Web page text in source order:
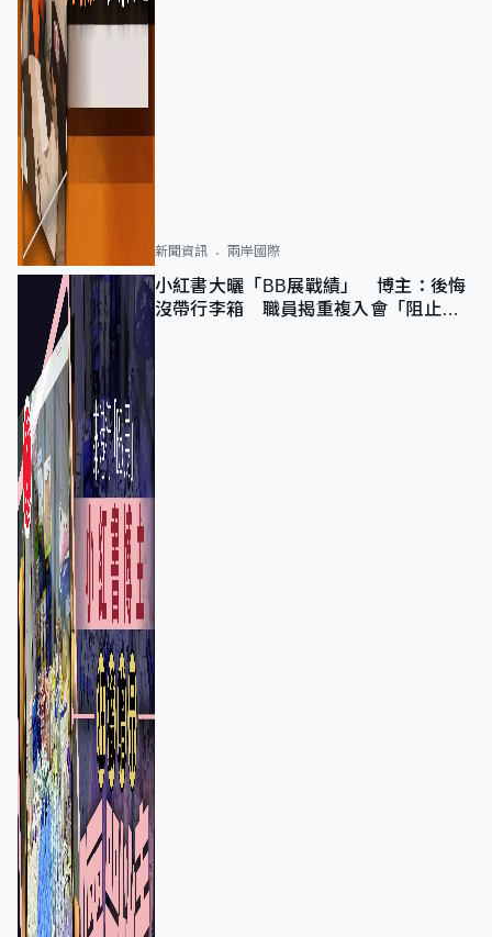
新聞資訊 兩岸國際
小紅書大曬「BB展戰績」 博主：後悔
沒帶行李箱 職員揭重複入會「阻止唔